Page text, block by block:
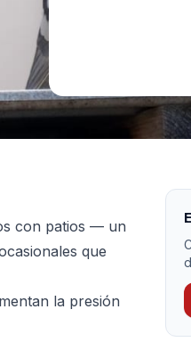
con patios — un
que
la presión